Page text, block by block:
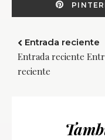
Entrada reciente
Entrada reciente
reciente